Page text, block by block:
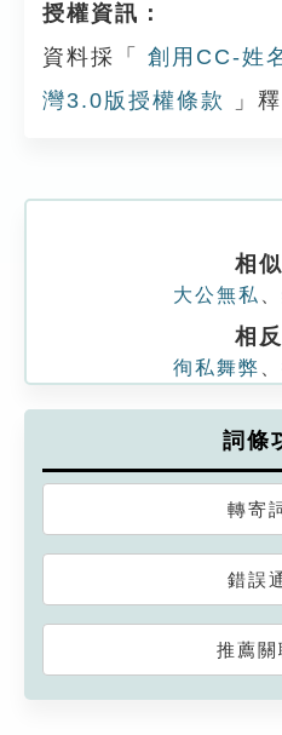
授權資訊：
資料採「
創用CC-姓
灣3.0版授權條款
」
相
大公無私
相
徇私舞弊
詞條
轉寄
錯誤
推薦關